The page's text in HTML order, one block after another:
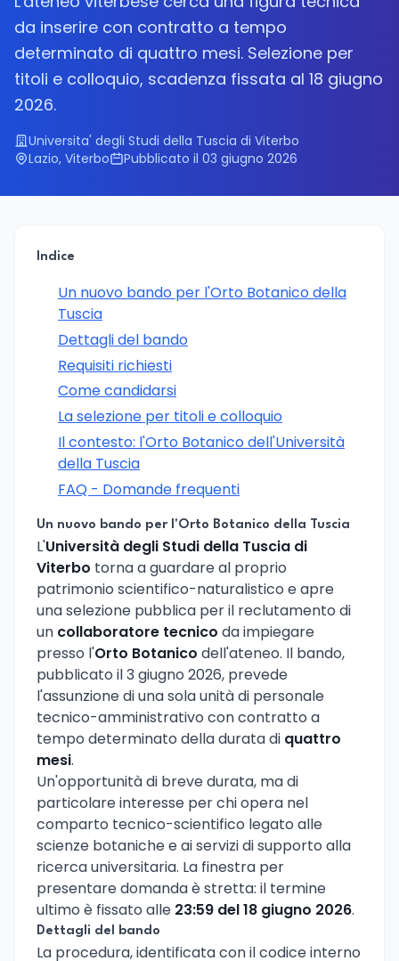
da inserire con contratto a tempo
determinato di quattro mesi. Selezione per
titoli e colloquio, scadenza fissata al 18 giugno
2026.
Universita' degli Studi della Tuscia di Viterbo
Lazio, Viterbo
Pubblicato il 03 giugno 2026
Indice
Un nuovo bando per l'Orto Botanico della
Tuscia
Dettagli del bando
Requisiti richiesti
Come candidarsi
La selezione per titoli e colloquio
Il contesto: l'Orto Botanico dell'Università
della Tuscia
FAQ - Domande frequenti
Un nuovo bando per l'Orto Botanico della Tuscia
L'Università degli Studi della Tuscia di
Viterbo torna a guardare al proprio
patrimonio scientifico-naturalistico e apre
una selezione pubblica per il reclutamento di
un collaboratore tecnico da impiegare
presso l'Orto Botanico dell'ateneo. Il bando,
pubblicato il 3 giugno 2026, prevede
l'assunzione di una sola unità di personale
tecnico-amministrativo con contratto a
tempo determinato della durata di quattro
mesi.
Un'opportunità di breve durata, ma di
particolare interesse per chi opera nel
comparto tecnico-scientifico legato alle
scienze botaniche e ai servizi di supporto alla
ricerca universitaria. La finestra per
presentare domanda è stretta: il termine
ultimo è fissato alle 23:59 del 18 giugno 2026.
Dettagli del bando
La procedura, identificata con il codice interno